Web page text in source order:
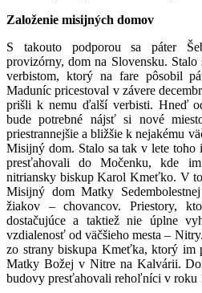
Založenie misijných domov
S takouto podporou sa páter
provizórny, dom na Slovensku.
verbistom, ktorý na fare pôsobil
Maduníc pricestoval v závere
prišli k nemu ďalší verbisti. Hneď
bude potrebné nájsť si nové
priestrannejšie a bližšie k nejakému
Misijný dom. Stalo sa tak v lete toho
presťahovali do Močenku, kde
nitriansky biskup Karol Kmeťko. V
Misijný dom Matky
žiakov – chovancov. Priestory,
dostačujúce a taktiež nie úplne
vzdialenosť od väčšieho mesta –
zo strany biskupa Kmeťka, ktorý im
Matky Božej v Nitre na Kalvárii.
budovy presťahovali rehoľníci v roku